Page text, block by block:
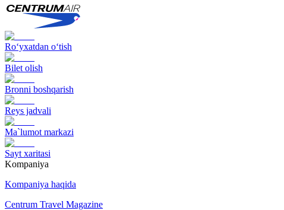
Ro‘yxatdan o‘tish
Bilet olish
Bronni boshqarish
Reys jadvali
Ma`lumot markazi
Sayt xaritasi
Kompaniya
Kompaniya haqida
Centrum Travel Magazine